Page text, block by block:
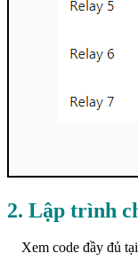
2. Lập trình
Xem code đầy đủ